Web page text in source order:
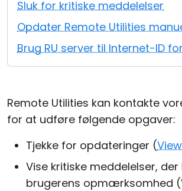
Sluk for kritiske meddelelser
Opdater Remote Utilities
Brug RU server til Internet-ID
Remote Utilities kan kontakte
for at udføre følgende opgaver:
Tjekke for opdateringer (
Vise kritiske meddelelser,
brugerens opmærksomhed
Cloud og Lokalt